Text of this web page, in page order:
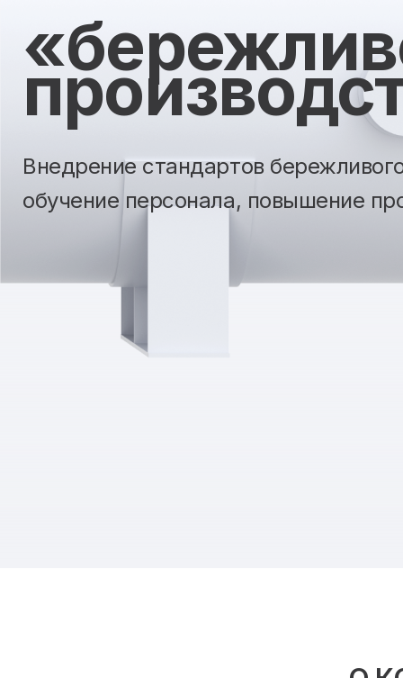
Внедрение стандартов
обучение персонала, повышение